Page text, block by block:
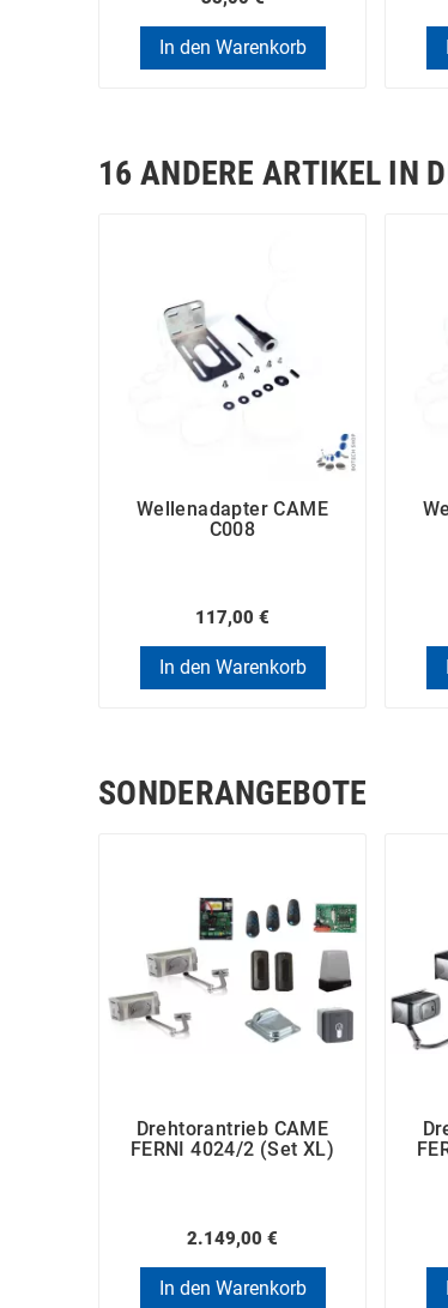
In den Warenkorb
16 ANDERE ARTIKEL IN
Wellenadapter CAME
C008
117,00 €
In den Warenkorb
SONDERANGEBOTE
Drehtorantrieb CAME
FERNI 4024/2 (Set XL)
2.149,00 €
In den Warenkorb